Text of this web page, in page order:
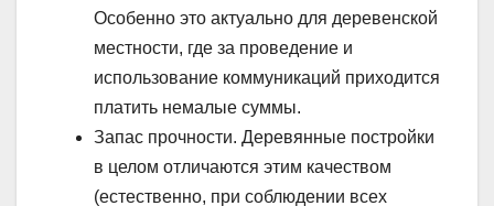
Особенно это актуально для деревенской
местности, где за проведение и
использование коммуникаций приходится
платить немалые суммы.
Запас прочности. Деревянные постройки
в целом отличаются этим качеством
(естественно, при соблюдении всех